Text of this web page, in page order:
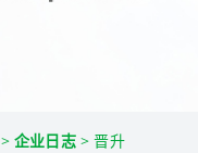
>企业日志>晋升